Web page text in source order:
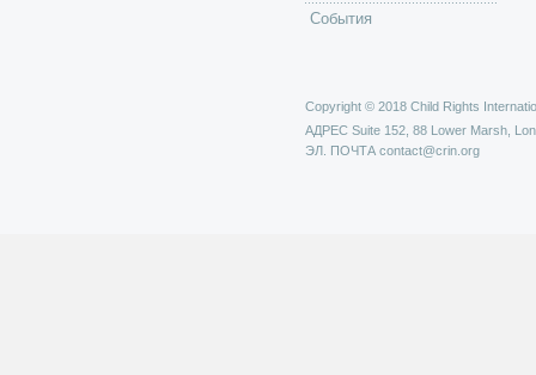
События
Copyright © 2018 Child Rights
АДРЕС Suite 152, 88 Lower Marsh,
ЭЛ. ПОЧТА contact@crin.org